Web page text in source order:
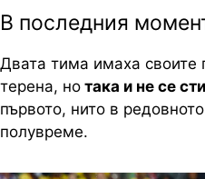
В последния
Двата тима имаха своите
терена, но така и не се
първото, нито в
полувреме.